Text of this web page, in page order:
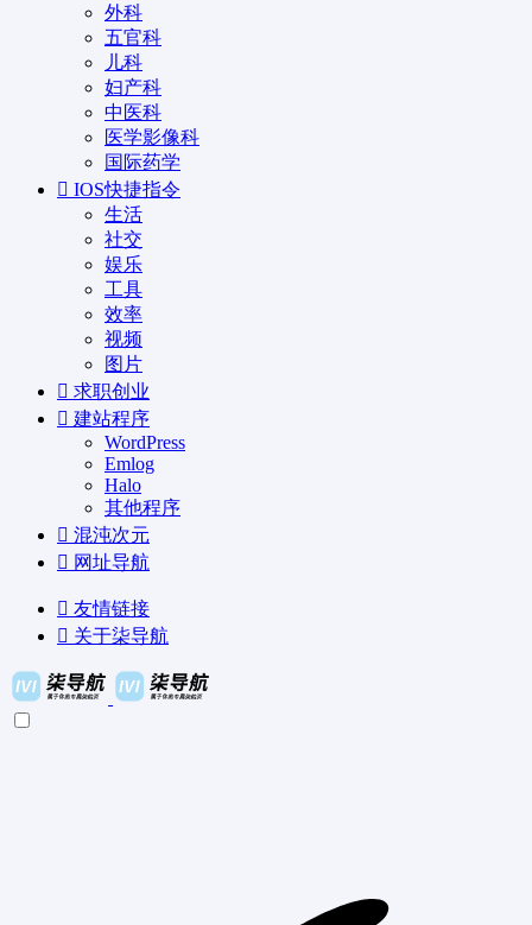
外科
五官科
儿科
妇产科
中医科
医学影像科
国际药学
IOS快捷指令
生活
社交
娱乐
工具
效率
视频
图片
求职创业
建站程序
WordPress
Emlog
Halo
其他程序
混沌次元
网址导航
友情链接
关于柒导航